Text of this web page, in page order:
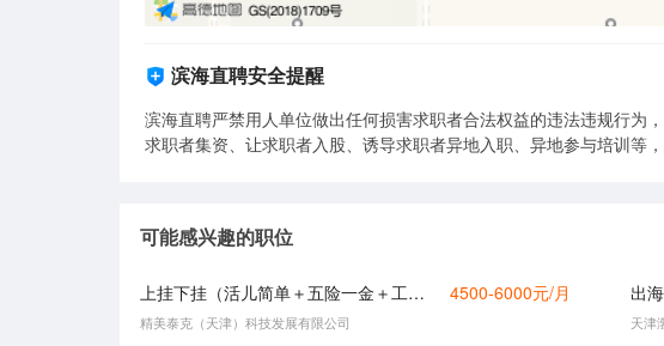
滨海直聘安全提醒
滨海直聘严禁用人单位做出任何损害求职者合法权益的违法违规行为
求职者集资、让求职者入股、诱导求职者异地入职、异地参与培训等
可能感兴趣的职位
上挂下挂（活儿简单＋五险一金＋工作餐） 4500-6000元/月
精美泰克（天津）科技发展有限公司
出
天津